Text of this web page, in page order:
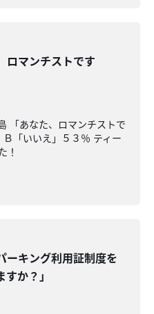
ロマンチストです
「あなた、ロマンチストで
「いいえ」５３％ ティー
！
ーキング利用証制度を
か？」